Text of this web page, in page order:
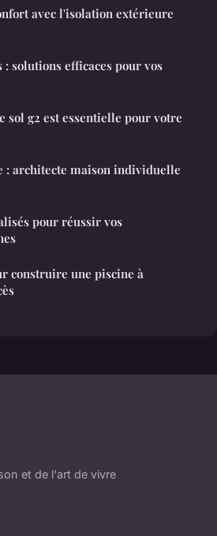
avec l'isolation extérieure
solutions efficaces pour vos
sol g2 est essentielle pour votre
: architecte maison individuelle
pour réussir vos
construire une piscine à
et de l'art de vivre